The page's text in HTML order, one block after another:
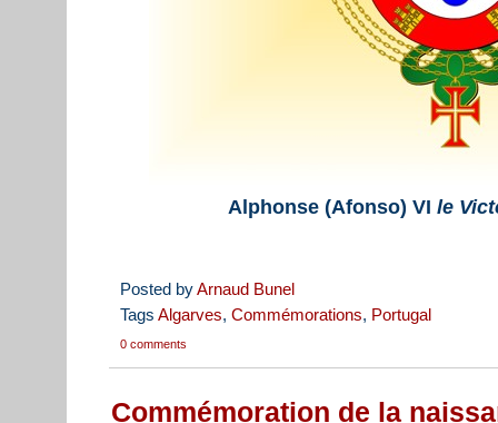
Alphonse (Afonso) VIle
Posted byArnaud Bunel
Tags Algarves, Commémorations, Portugal
0 comments
Commémoration de la